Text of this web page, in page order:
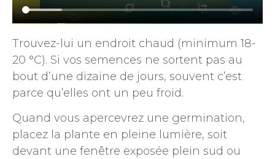
Trouvez-lui un endroit chaud (minimum 18-
20 °C). Si vos semences ne sortent pas au
bout d’une dizaine de jours, souvent c’est
parce qu’elles ont un peu froid.
Quand vous apercevrez une germination,
placez la plante en pleine lumière, soit
devant une fenêtre exposée plein sud ou